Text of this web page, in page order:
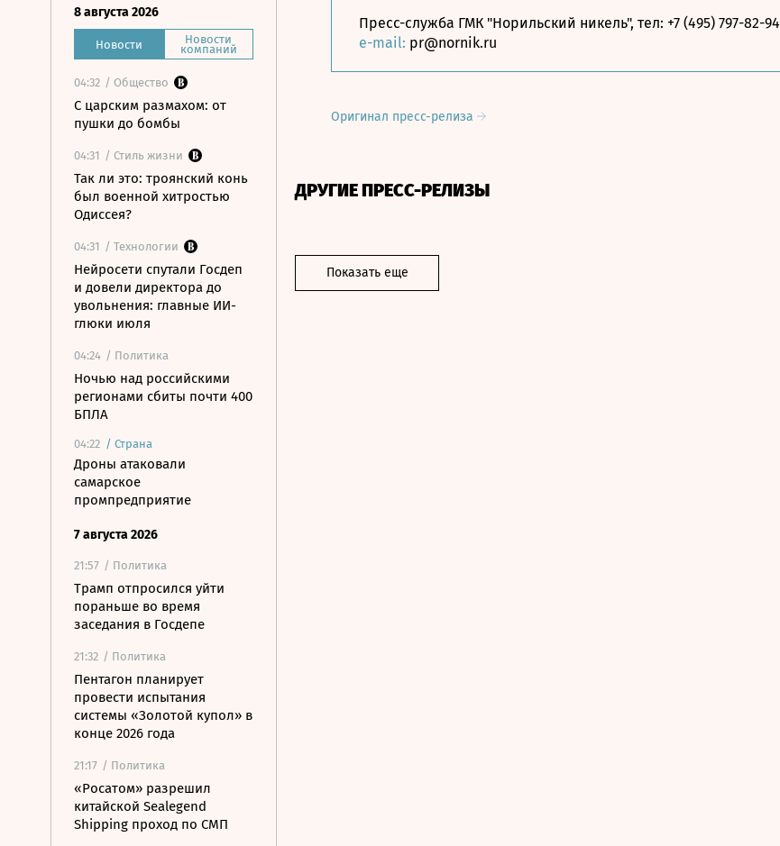
8 августа 2026
Новости Новости
компаний
04:32 / Общество
С царским размахом: от
пушки до бомбы
04:31 / Стиль жизни
Так ли это: троянский конь
был военной хитростью
Одиссея?
04:31 / Технологии
Нейросети спутали Госдеп
и довели директора до
увольнения: главные ИИ-
глюки июля
04:24 / Политика
Ночью над российскими
регионами сбиты почти 400
БПЛА
04:22 / Страна
Дроны атаковали
самарское
промпредприятие
7 августа 2026
21:57 / Политика
Трамп отпросился уйти
пораньше во время
заседания в Госдепе
21:32 / Политика
Пентагон планирует
провести испытания
системы «Золотой купол» в
конце 2026 года
21:17 / Политика
«Росатом» разрешил
китайской Sealegend
Shipping проход по СМП
Пресс-служба ГМК "Норильский никель", тел: +7 (495) 797-82-94
e-mail: pr@nornik.ru
Оригинал пресс-релиза
ДРУГИЕ ПРЕСС-РЕЛИЗЫ
Показать еще